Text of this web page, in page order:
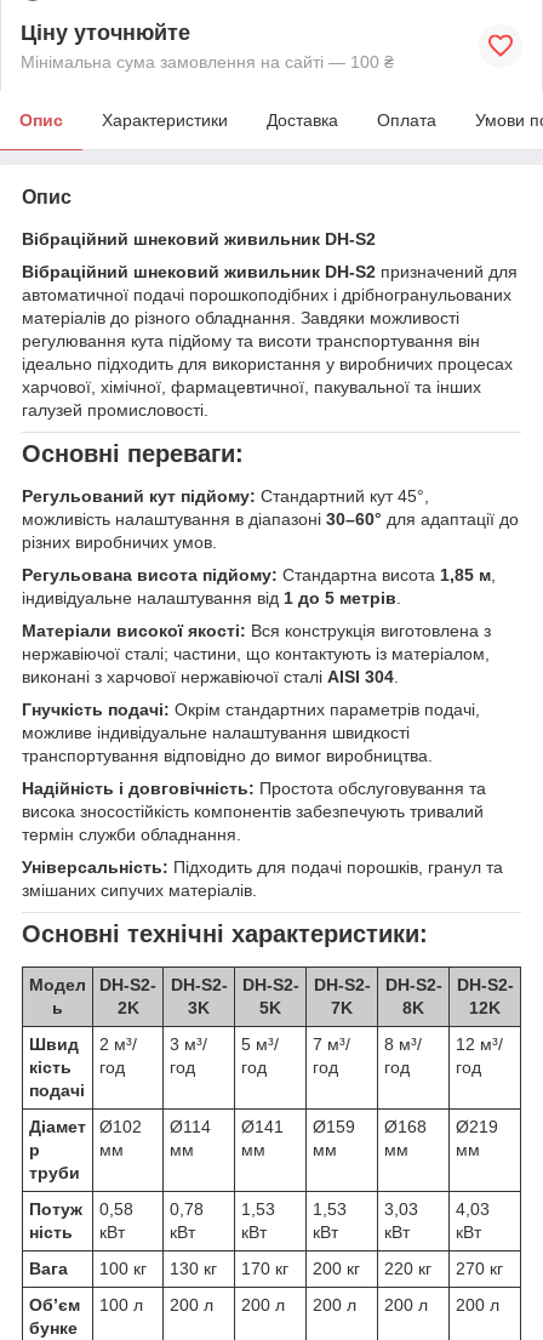
Ціну уточнюйте
Мінімальна сума замовлення на сайті — 100 ₴
Опис Характеристики Доставка Оплата Умови
Опис
Вібраційний шнековий живильник DH-S2
Вібраційний шнековий живильник DH-S2 призначений для
автоматичної подачі порошкоподібних і дрібногранульованих
матеріалів до різного обладнання. Завдяки можливості
регулювання кута підйому та висоти транспортування він
ідеально підходить для використання у виробничих процесах
харчової, хімічної, фармацевтичної, пакувальної та інших
галузей промисловості.
Основні переваги:
Регульований кут підйому: Стандартний кут 45°,
можливість налаштування в діапазоні 30–60° для адаптації до
різних виробничих умов.
Регульована висота підйому: Стандартна висота 1,85 м,
індивідуальне налаштування від 1 до 5 метрів.
Матеріали високої якості: Вся конструкція виготовлена з
нержавіючої сталі; частини, що контактують із матеріалом,
виконані з харчової нержавіючої сталі AISI 304.
Гнучкість подачі: Окрім стандартних параметрів подачі,
можливе індивідуальне налаштування швидкості
транспортування відповідно до вимог виробництва.
Надійність і довговічність: Простота обслуговування та
висока зносостійкість компонентів забезпечують тривалий
термін служби обладнання.
Універсальність: Підходить для подачі порошків, гранул та
змішаних сипучих матеріалів.
Основні технічні характеристики:
Модел
ь
DH-S2-
2K
DH-S2-
3K
DH-S2-
5K
DH-S2-
7K
DH-S2-
8K
DH-S2-
12K
Швид
кість
подачі
2 м³/
год
3 м³/
год
5 м³/
год
7 м³/
год
8 м³/
год
12 м³/
год
Діамет
р
труби
Ø102
мм
Ø114
мм
Ø141
мм
Ø159
мм
Ø168
мм
Ø219
мм
Потуж
ність
0,58
кВт
0,78
кВт
1,53
кВт
1,53
кВт
3,03
кВт
4,03
кВт
Вага
100 кг 130 кг 170 кг 200 кг 220 кг
270 кг
Об’єм
бунке
100 л 200 л 200 л 200 л 200 л 200 л